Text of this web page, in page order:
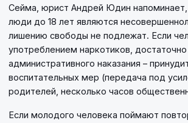
Сейма, юрист Андрей Юдин
люди до 18 лет являются
лишению свободы не подлежат. Если
употреблением наркотиков, достаточно
административного наказания –
воспитательных мер (передача под
родителей, несколько часов
Если молодого человека поймают